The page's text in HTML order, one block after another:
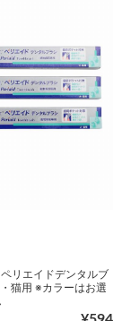
ペリエイドデンタルブ
猫用 ※カラーはお選